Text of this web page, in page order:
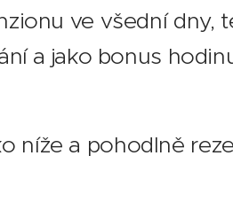
ve všední dny,
a jako bonus
níže a pohodlně